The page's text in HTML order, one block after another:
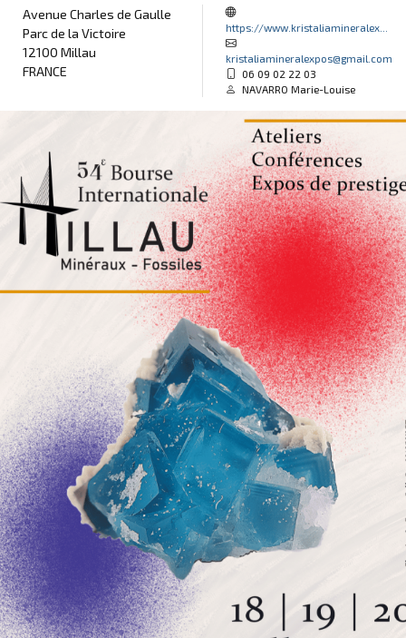
Avenue Charles de Gaulle
Parc de la Victoire
12100 Millau
FRANCE
https://www.kristaliamineralex...
kristaliamineralexpos@gmail.com
06 09 02 22 03
NAVARRO Marie-Louise